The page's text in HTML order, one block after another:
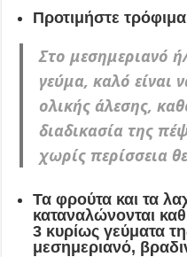
Προτιμήστε
Στο μεσημεριανό
γεύμα, καλό είναι
ολικής άλεσης,
διαδικασία της
χωρίς περίσσεια
Τα φρούτα και τα
καταναλώνονται
3 κυρίως γεύματα
μεσημεριανό,